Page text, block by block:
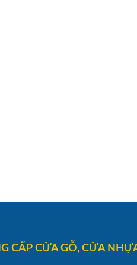
CẤP CỬA GỖ, CỬA